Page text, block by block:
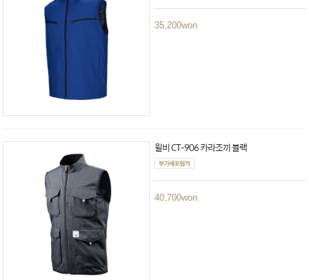
35,200won
윌비 CT-906 카라조끼 블랙
40,700won